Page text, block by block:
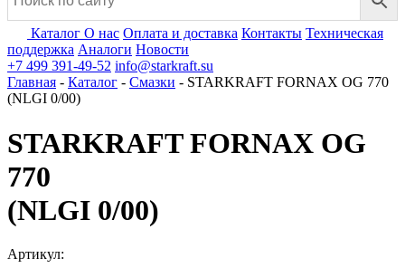
Каталог О нас Оплата и доставка Контакты Техническая
поддержка Аналоги Новости
+7 499 391-49-52 info@starkraft.su
Главная - Каталог - Смазки - STARKRAFT FORNAX OG 770
(NLGI 0/00)
STARKRAFT FORNAX OG
770
(NLGI 0/00)
Артикул: